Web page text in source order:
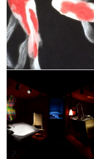
ELLE DECOR ITALIA: DESIGN FOR
LIFE
Rosy Villa
ELLE DECOR ITALIA: DESIGN FOR
LIFE